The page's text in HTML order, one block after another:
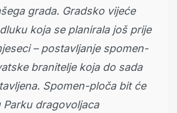
grada. Gradsko vijeće
koja se planirala još prije
– postavljanje spomen-
branitelje koja do sada
Spomen-ploča bit će
Parku dragovoljaca